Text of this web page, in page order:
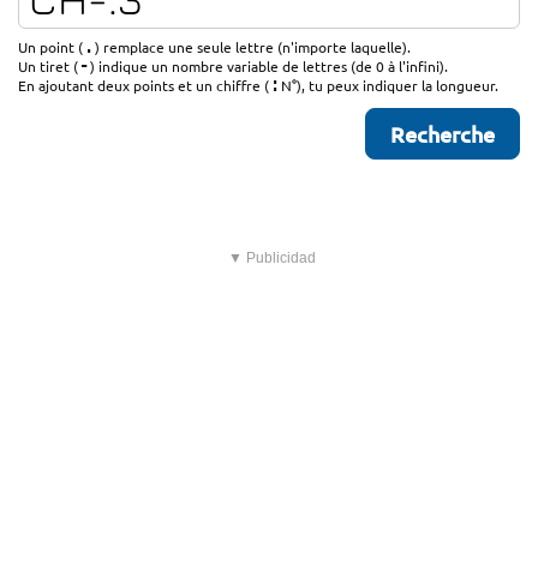
Un point (.) remplace une seule lettre (n'importe laquelle).
Un tiret (-) indique un nombre variable de lettres (de 0 à l'infini).
En ajoutant deux points et un chiffre (: N°), tu peux indiquer la longueur.
▼ Publicidad